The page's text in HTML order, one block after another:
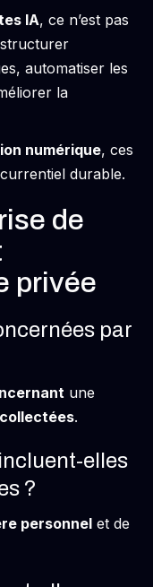
IA, ce n’est pas
structurer
automatiser les
la
numérique, ces
durable.
de
privée
par
une
collectées.
elles
?
personnel et de